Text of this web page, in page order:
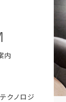
内
クノロジ